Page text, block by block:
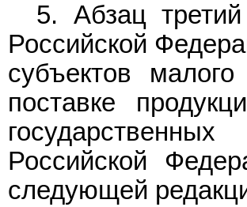
5. Абзац третий
Российской
субъектов
поставке
Российской
следующей